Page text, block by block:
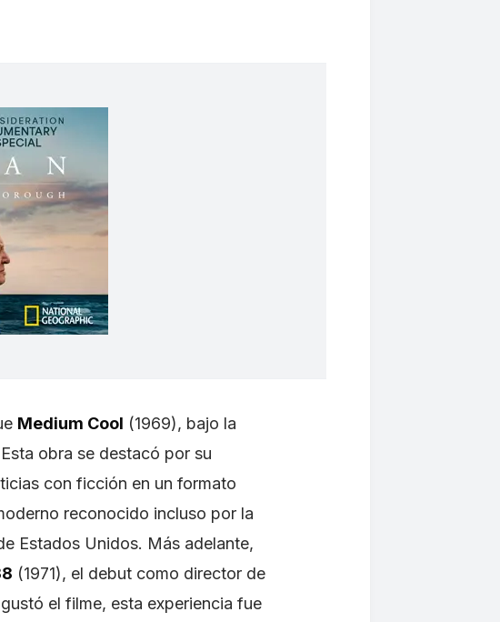
Medium Cool (1969), bajo la
obra se destacó por su
con ficción en un formato
reconocido incluso por la
Estados Unidos. Más adelante,
(1971), el debut como director de
el filme, esta experiencia fue